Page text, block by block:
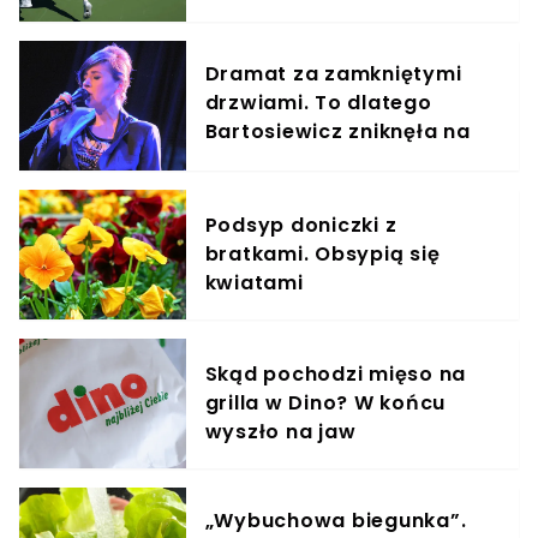
Dramat za zamkniętymi
drzwiami. To dlatego
Bartosiewicz zniknęła na
Podsyp doniczki z
bratkami. Obsypią się
kwiatami
Skąd pochodzi mięso na
grilla w Dino? W końcu
wyszło na jaw
„Wybuchowa biegunka”.